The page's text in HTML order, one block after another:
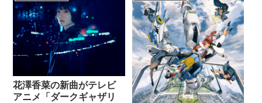
花澤香菜の新曲がテレビ
アニメ「ダークギャザリ